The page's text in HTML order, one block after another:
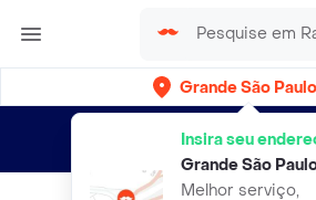
Grande São Paulo
Insira seu
Grande São
Melhor serviço,
Entregas grátis por 15